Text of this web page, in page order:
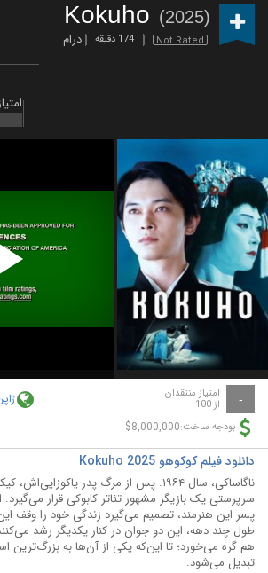
Kokuho (2025)
Not Rated 174 دقیقه درام
- امتیاز منتقدان
از 100
بودجه ساخت:$8,000,000
دانلود فیلم کوکوهو Kokuho 2025
سرپرستی یک بازیگر مشهور تئاتر کابوکی قرار می‌گیرد.
پسر این هنرمند، تصمیم می‌گیرد زندگی خود را وقف
طول چند دهه، این دو جوان در کنار یکدیگر رشد
هم گره می‌خورد؛ تا این‌که یکی از آن‌ها به بزرگ‌ترین
تبدیل می‌شود.